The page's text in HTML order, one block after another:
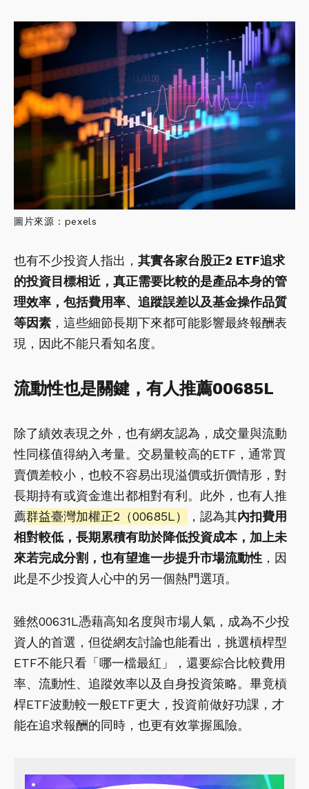
圖片來源：pexels
也有不少投資人指出， 其實各家台股正2 ETF追求
的投資目標相近，真正需要比較的是產品本身的管
理效率，包括費用率、追蹤誤差以及基金操作品質
等因素 ，這些細節長期下來都可能影響最終報酬表
現，因此不能只看知名度。
流動性也是關鍵，有人推薦00685L
除了績效表現之外，也有網友認為，成交量與流動
性同樣值得納入考量。交易量較高的ETF，通常買
賣價差較小，也較不容易出現溢價或折價情形，對
長期持有或資金進出都相對有利。此外，也有人推
薦群益臺灣加權正2（00685L） ，認為其內扣費用
相對較低，長期累積有助於降低投資成本，加上未
來若完成分割，也有望進一步提升市場流動性 ，因
此是不少投資人心中的另一個熱門選項。
雖然00631L憑藉高知名度與市場人氣，成為不少投
資人的首選，但從網友討論也能看出，挑選槓桿型
ETF不能只看「哪一檔最紅」，還要綜合比較費用
率、流動性、追蹤效率以及自身投資策略。畢竟槓
桿ETF波動較一般ETF更大，投資前做好功課，才
能在追求報酬的同時，也更有效掌握風險。